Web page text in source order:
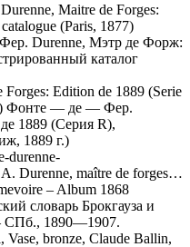
Maitre de Forges:
(Paris, 1877)
Durenne, Мэтр де Форж:
каталог
Forges: Edition de 1889 (Serie
Фонте — де — Фер.
1889 (Серия R),
1889 г.)
durenne-
Durenne, maître de forges…
– Album 1868
словарь Брокгауза и
СПб., 1890—1907.
Vase, bronze, Claude Ballin,